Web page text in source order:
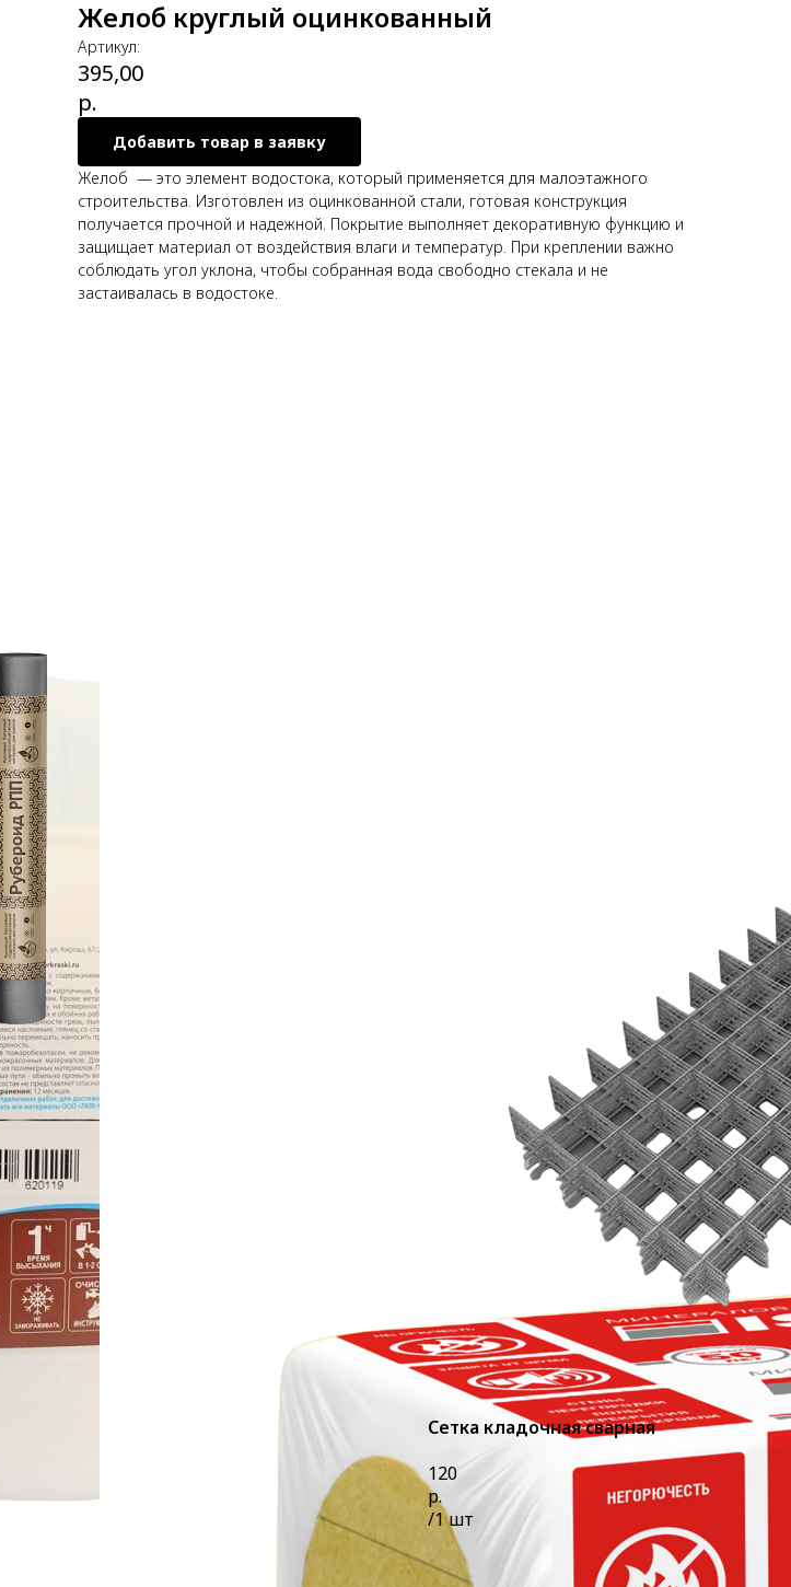
Желоб круглый оцинкованный
Артикул:
395,00
р.
Добавить товар в заявку
Желоб — это элемент водостока, который применяется для малоэтажного
строительства. Изготовлен из оцинкованной стали, готовая конструкция
получается прочной и надежной. Покрытие выполняет декоративную функцию и
защищает материал от воздействия влаги и температур. При креплении важно
соблюдать угол уклона, чтобы собранная вода свободно стекала и не
застаивалась в водостоке.
Сетка кладочная сварная
120
р.
/1 шт